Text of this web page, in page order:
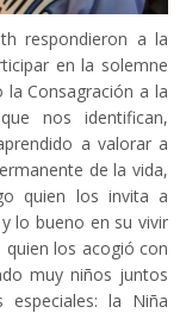
respondieron a la
en la solemne
Consagración a la
nos identifican,
a valorar a
de la vida,
quien los invita a
lo bueno en su vivir
los acogió con
muy niños juntos
especiales: la Niña